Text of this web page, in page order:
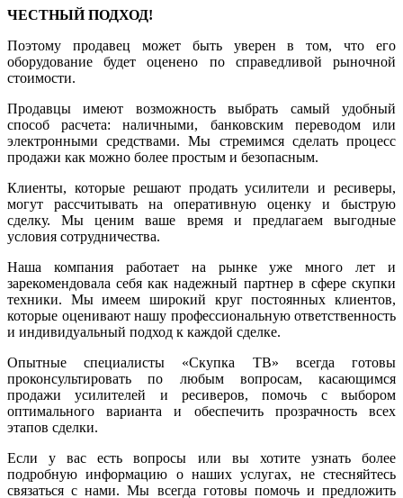
ЧЕСТНЫЙ ПОДХОД!
Поэтому продавец может быть уверен в том, что его
оборудование будет оценено по справедливой рыночной
стоимости.
Продавцы имеют возможность выбрать самый удобный
способ расчета: наличными, банковским переводом или
электронными средствами. Мы стремимся сделать процесс
продажи как можно более простым и безопасным.
Клиенты, которые решают продать усилители и ресиверы,
могут рассчитывать на оперативную оценку и быструю
сделку. Мы ценим ваше время и предлагаем выгодные
условия сотрудничества.
Наша компания работает на рынке уже много лет и
зарекомендовала себя как надежный партнер в сфере скупки
техники. Мы имеем широкий круг постоянных клиентов,
которые оценивают нашу профессиональную ответственность
и индивидуальный подход к каждой сделке.
Опытные специалисты «Скупка ТВ» всегда готовы
проконсультировать по любым вопросам, касающимся
продажи усилителей и ресиверов, помочь с выбором
оптимального варианта и обеспечить прозрачность всех
этапов сделки.
Если у вас есть вопросы или вы хотите узнать более
подробную информацию о наших услугах, не стесняйтесь
связаться с нами. Мы всегда готовы помочь и предложить